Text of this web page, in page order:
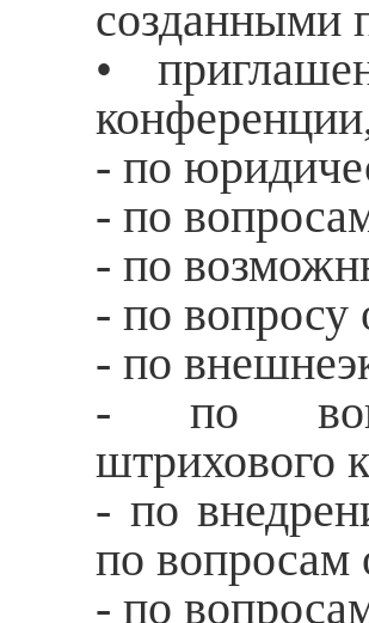
созданными
•
- по
- по
- по
- по вопросу
- по
- по
штрихового
- по
по вопросам
- по